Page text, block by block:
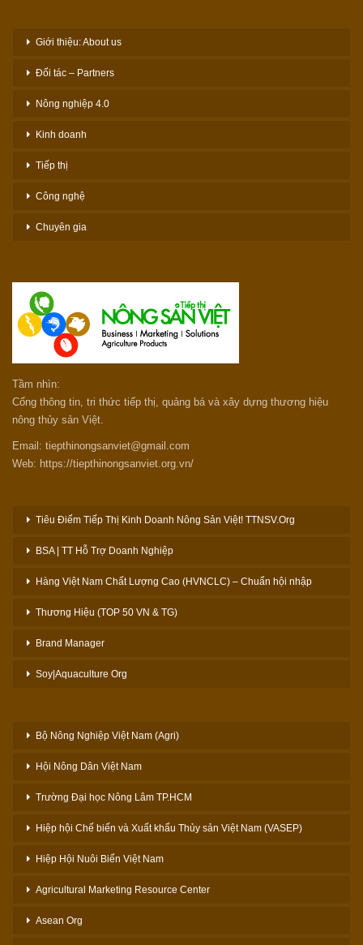
Giới thiệu: About us
Đối tác – Partners
Nông nghiệp 4.0
Kinh doanh
Tiếp thị
Công nghệ
Chuyên gia
Tầm nhìn:
Cổng thông tin, tri thức tiếp thị, quảng bá và xây dựng thương hiệu
nông thủy sản Việt.
Email: tiepthinongsanviet@gmail.com
Web: https://tiepthinongsanviet.org.vn/
Tiêu Điểm Tiếp Thị Kinh Doanh Nông Sản Việt! TTNSV.Org
BSA | TT Hỗ Trợ Doanh Nghiệp
Hàng Việt Nam Chất Lượng Cao (HVNCLC) – Chuẩn hội nhập
Thương Hiệu (TOP 50 VN & TG)
Brand Manager
Soy|Aquaculture Org
Bộ Nông Nghiệp Việt Nam (Agri)
Hội Nông Dân Việt Nam
Trường Đại học Nông Lâm TP.HCM
Hiệp hội Chế biến và Xuất khẩu Thủy sản Việt Nam (VASEP)
Hiệp Hội Nuôi Biển Việt Nam
Agricultural Marketing Resource Center
Asean Org